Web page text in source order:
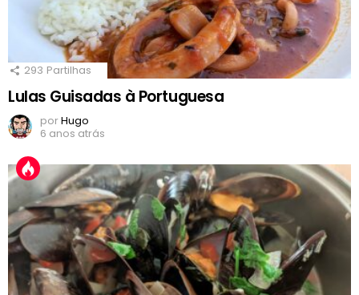
293 Partilhas
Lulas Guisadas à Portuguesa
porHugo
6 anos atrás